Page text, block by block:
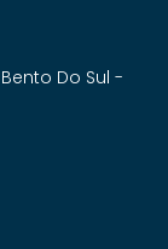
Do Sul -